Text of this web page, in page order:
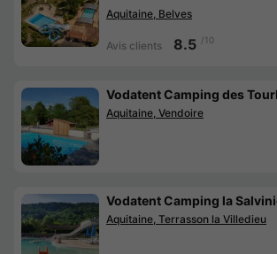
Aquitaine, Belves
Avis clients 8.5 /10
Vodatent Camping des
Aquitaine, Vendoire
Vodatent Camping la
Aquitaine, Terrasson la Villedieu